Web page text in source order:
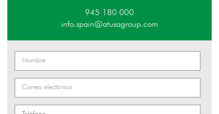
945 180 000
info.spain@atusagroup.com